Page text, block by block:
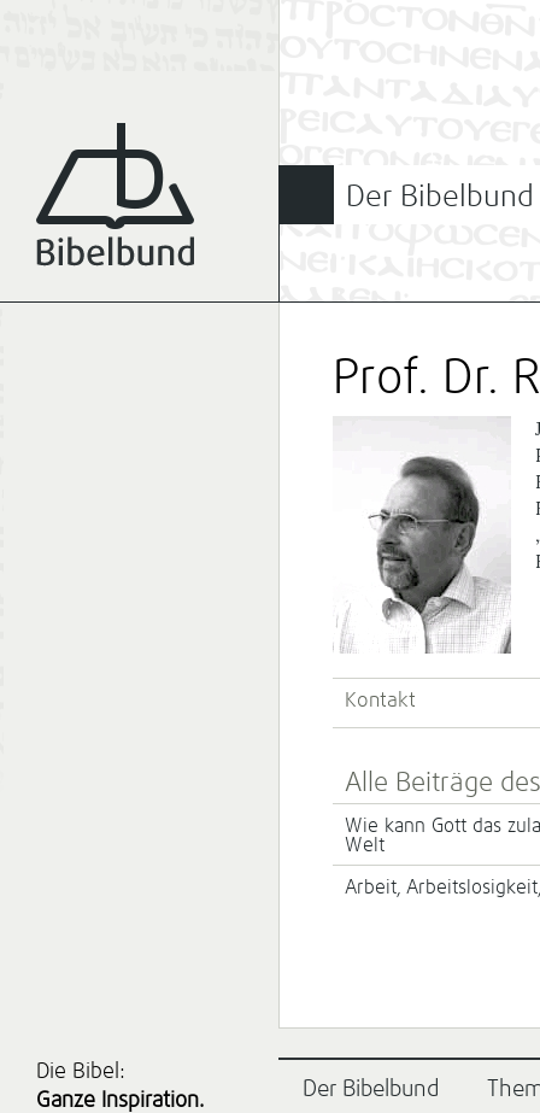
Der Bibelbund
Prof. Dr.
Kontakt
Alle Beiträge
Wie kann Gott das
Welt
Arbeit,
Die Bibel:
Ganze Inspiration.
Der Bibelbund